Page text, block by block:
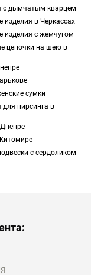
TOUS
купить в
на
ищете
с дымчатым кварцем
изделия в Черкассах
изделия с жемчугом
цепочки на шею в
сумки
пирсинга в
с сердоликом